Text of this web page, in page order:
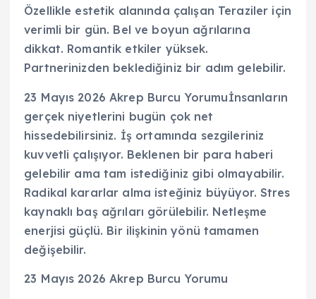
Özellikle estetik alanında çalışan Teraziler için
verimli bir gün. Bel ve boyun ağrılarına
dikkat. Romantik etkiler yüksek.
Partnerinizden beklediğiniz bir adım gelebilir.
23 Mayıs 2026 Akrep Burcu Yorumuİnsanların
gerçek niyetlerini bugün çok net
hissedebilirsiniz. İş ortamında sezgileriniz
kuvvetli çalışıyor. Beklenen bir para haberi
gelebilir ama tam istediğiniz gibi olmayabilir.
Radikal kararlar alma isteğiniz büyüyor. Stres
kaynaklı baş ağrıları görülebilir. Netleşme
enerjisi güçlü. Bir ilişkinin yönü tamamen
değişebilir.
23 Mayıs 2026 Akrep Burcu Yorumu